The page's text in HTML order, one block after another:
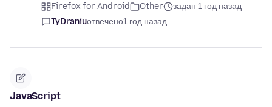
Firefox for Android Other
задан 1 год назад
TyDraniuотвечено1 год назад
JavaScript